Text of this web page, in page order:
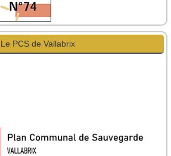
Le PCS de Vallabrix